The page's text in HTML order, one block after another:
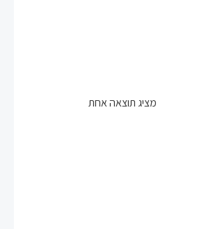
מציג תוצאה אחת